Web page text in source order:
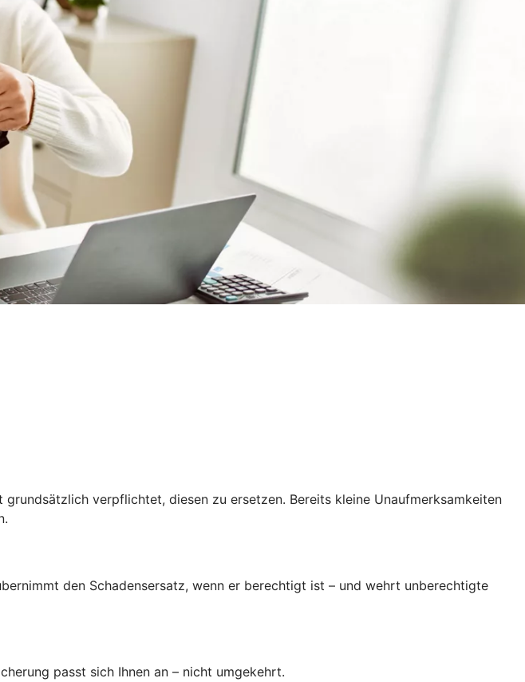
verpflichtet, diesen zu ersetzen. Bereits kleine Unaufmerksamkeiten
den Schadensersatz, wenn er berechtigt ist – und wehrt unberechtigte
passt sich Ihnen an – nicht umgekehrt.